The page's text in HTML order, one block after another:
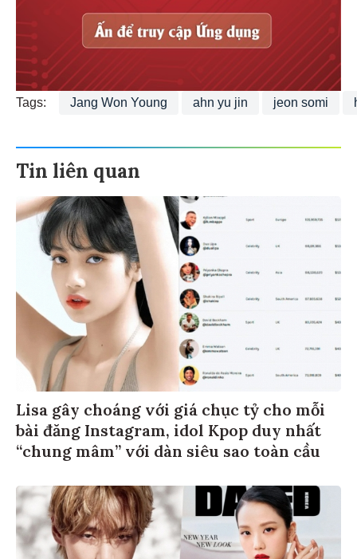
Tags: Jang Won Young ahn yu jin jeon somi
Tin liên quan
Lisa gây choáng với giá chục tỷ cho mỗi
bài đăng Instagram, idol Kpop duy nhất
“chung mâm” với dàn siêu sao toàn cầu